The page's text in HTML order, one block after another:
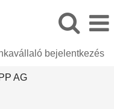
bejelentkezés
AG(aktuális